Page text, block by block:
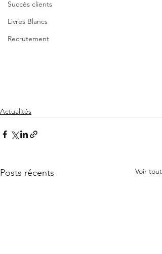
Succès clients
Livres Blancs
Recrutement
Actualités
Posts récents Voir tout